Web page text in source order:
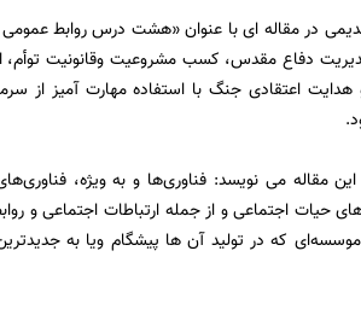
در مقاله ای با عنوان «هشت درس روابط
دفاع مقدس، کسب مشروعیت وقانونیت توأم،
هدایت اعتقادی جنگ با استفاده مهارت آمیز از
مقاله می نویسد: فناوری‌ها و به ویژه،
حیات اجتماعی و از جمله ارتباطات اجتماعی و
که در تولید آن ها پیشگام ویا به